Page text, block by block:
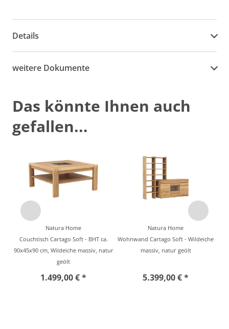
Details
weitere Dokumente
Das könnte Ihnen auch
gefallen...
Natura Home
Couchtisch Cartago Soft - BHT ca.
90x45x90 cm, Wildeiche massiv, natur
geölt
1.499,00 € *
Natura Home
Wohnwand Cartago Soft - Wildeiche
massiv, natur geölt
5.399,00 € *